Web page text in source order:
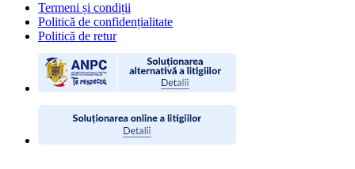
Termeni și condiții
Politică de confidențialitate
Politică de retur